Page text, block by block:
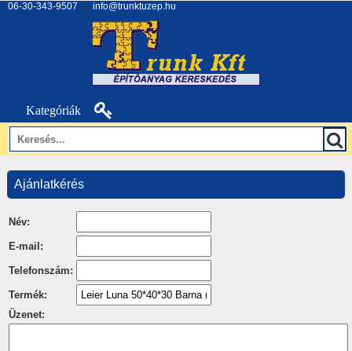
06-30-343-9507 info@trunktuzep.hu
Kategóriák
Ajánlatkérés
Név:
E-mail:
Telefonszám:
Termék:
Üzenet: